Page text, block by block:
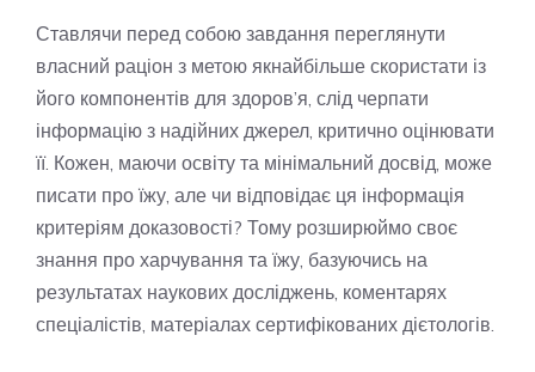
Ставлячи перед собою завдання переглянути
власний раціон з метою якнайбільше скористати із
його компонентів для здоров’я, слід черпати
інформацію з надійних джерел, критично оцінювати
її. Кожен, маючи освіту та мінімальний досвід, може
писати про їжу, але чи відповідає ця інформація
критеріям доказовості? Тому розширюймо своє
знання про харчування та їжу, базуючись на
результатах наукових досліджень, коментарях
спеціалістів, матеріалах сертифікованих дієтологів.